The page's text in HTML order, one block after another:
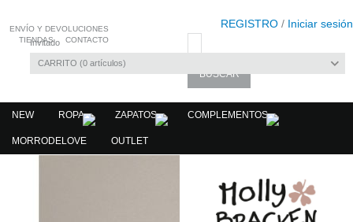
REGISTRO / Iniciar sesión
Invitado
CARRITO 0 artículos
ENVÍO Y DEVOLUCIONES
TIENDAS
CONTACTO
NEW ROPA ZAPATOS COMPLEMENTOS
MORRODELOVE OUTLET